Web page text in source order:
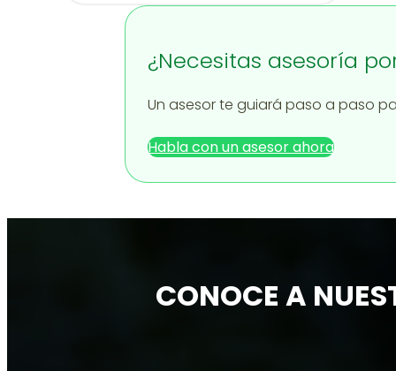
¿Necesitas asesoría
Un asesor te guiará paso a paso
Habla con un asesor ahora
CONOCE A